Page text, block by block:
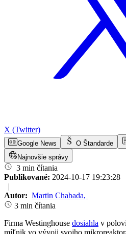
X (Twitter)
Google News O Štandarde
Najnovšie správy
3 min čítania
Publikované: 2024-10-17 19:23:28
|
Autor: Martin Chabada,
3 min čítania
Firma Westinghouse dosiahla v